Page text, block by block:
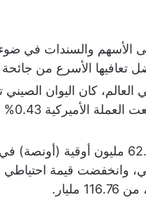
الأسهم والسندات في
تعافيها الأسرع من جائحة
بلغت حيازات الصين من الذهب 62.64